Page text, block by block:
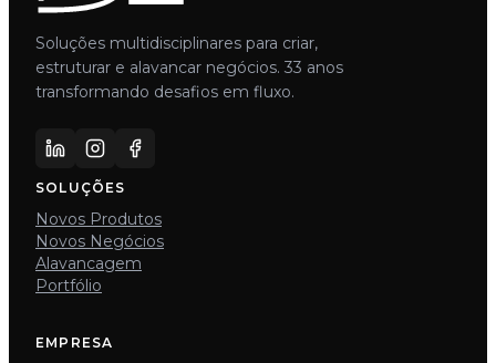
Soluções multidisciplinares para criar,
estruturar e alavancar negócios. 33 anos
transformando desafios em fluxo.
SOLUÇÕES
Novos Produtos
Novos Negócios
Alavancagem
Portfólio
EMPRESA